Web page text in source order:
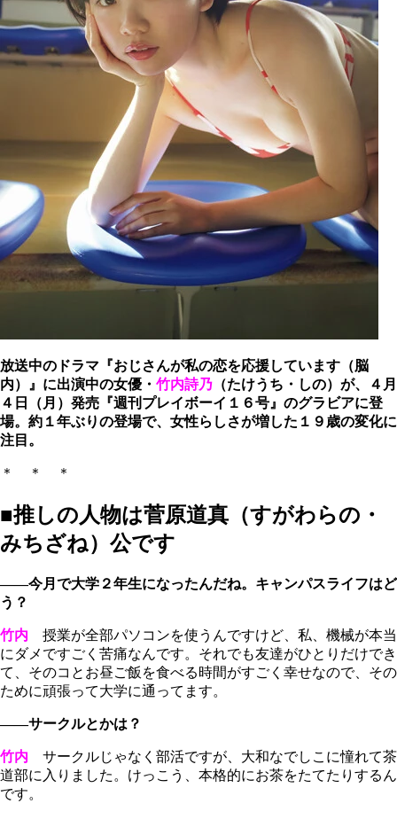
放送中のドラマ『おじさんが私の恋を応援しています（脳
内）』に出演中の女優・ 竹内詩乃 （たけうち・しの）が、４月
４日（月）発売『週刊プレイボーイ１６号』のグラビアに登
場。約１年ぶりの登場で、女性らしさが増した１９歳の変化に
注目。
＊ ＊ ＊
■推しの人物は菅原道真（すがわらの・
みちざね）公です
――今月で大学２年生になったんだね。キャンパスライフはど
う？
竹内 授業が全部パソコンを使うんですけど、私、機械が本当
にダメですごく苦痛なんです。それでも友達がひとりだけでき
て、そのコとお昼ご飯を食べる時間がすごく幸せなので、その
ために頑張って大学に通ってます。
――サークルとかは？
竹内 サークルじゃなく部活ですが、大和なでしこに憧れて茶
道部に入りました。けっこう、本格的にお茶をたてたりするん
です。